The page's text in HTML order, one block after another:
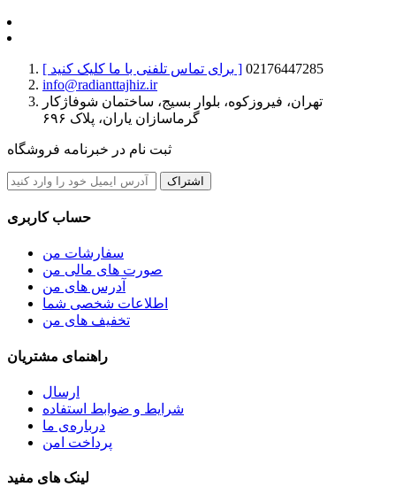
[ برای تماس تلفنی با ما کلیک کنید ] 02176447285
info@radianttajhiz.ir
تهران، فیروزکوه، بلوار بسیج، ساختمان شوفاژکار
گرماسازان یاران، پلاک ۶۹۶
ثبت نام در خبرنامه فروشگاه
اشتراک
حساب کاربری
سفارشات من
صورت های مالی من
آدرس های من
اطلاعات شخصی شما
تخفیف های من
راهنمای مشتریان
ارسال
شرایط و ضوابط استفاده
درباره‌ی ما
پرداخت امن
لینک های مفید